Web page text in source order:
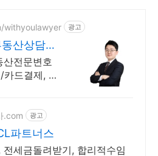
withyoulawyer 광고
산상담센
직접상담
산전문변호
드결제, 할
.com 광고
파트너스
세금돌려받기, 합리적수임